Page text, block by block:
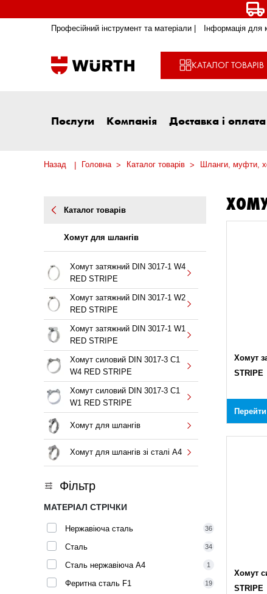
Професійний інструмент та матеріали | Інформація для
КАТАЛОГ ТОВАРІВ
Послуги Компанія Доставка і оплата
Назад Головна Каталог товарів Шланги, муфти,
Каталог товарів
Хомут для шлангів
Хомут затяжний DIN 3017-1 W4
RED STRIPE
Хомут затяжний DIN 3017-1 W2
RED STRIPE
Хомут затяжний DIN 3017-1 W1
RED STRIPE
Хомут силовий DIN 3017-3 C1
W4 RED STRIPE
Хомут силовий DIN 3017-3 C1
W1 RED STRIPE
Хомут для шлангів
Хомут для шлангів зі сталі A4
Фільтр
МАТЕРІАЛ СТРІЧКИ
Нержавіюча сталь 36
Сталь 34
Сталь нержавіюча A4 1
Феритна сталь F1 19
Хомут
STRIPE
Хомут
STRIPE